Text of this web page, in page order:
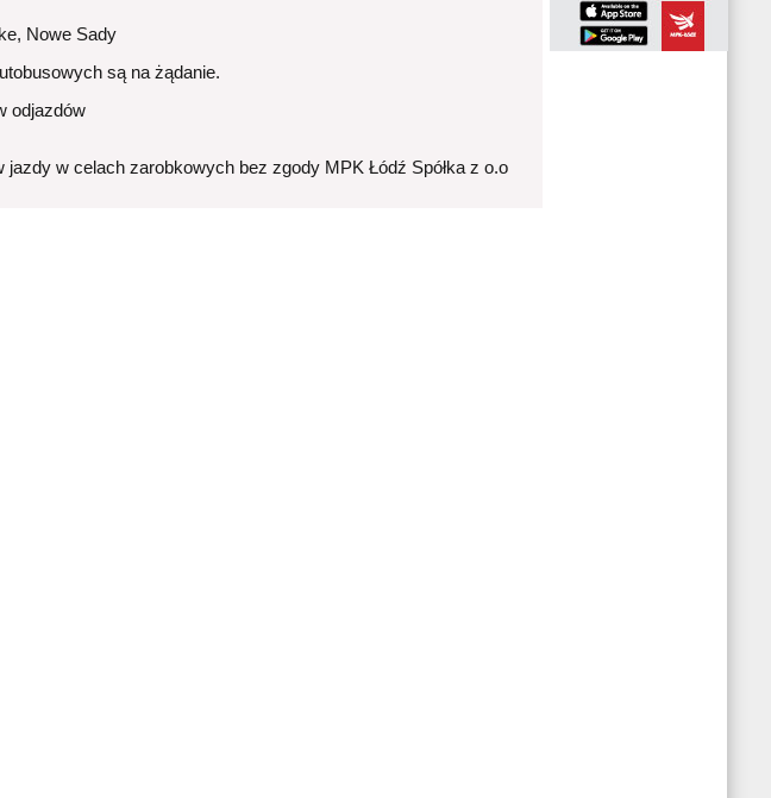
Nowe Sady
są na żądanie.
odjazdów
jazdy w celach zarobkowych bez zgody MPK Łódź Spółka z o.o